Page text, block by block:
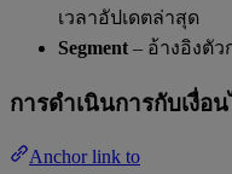
เวลาอัปเดตล่าสุด
Segment – อ้างอิงตัว
การดำเนินการกับเงื่อ
Anchor link to